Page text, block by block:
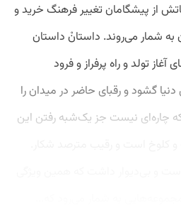
از پیشگامان تغییر فرهنگ خرید و
شمار می‌روند. داستانْ داستان
تولد و راه پرفراز و فرود
گشود و رقبای حاضر در میدان را
چاره‌ای نیست جز یک‌شبه رفتن این